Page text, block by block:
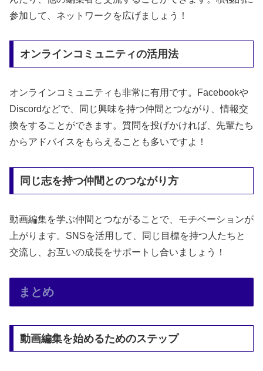
参加して、ネットワークを広げましょう！
オンラインコミュニティの活用法
オンラインコミュニティも非常に有用です。Facebookや
Discordなどで、同じ興味を持つ仲間とつながり、情報交
換をすることができます。質問を投げかければ、先輩たち
からアドバイスをもらえることも多いですよ！
同じ志を持つ仲間とのつながり方
動画編集を学ぶ仲間とつながることで、モチベーションが
上がります。SNSを活用して、同じ目標を持つ人たちと
交流し、お互いの成長をサポートし合いましょう！
まとめ
動画編集を始めるためのステップ